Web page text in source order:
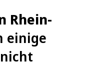
Rhein-
einige